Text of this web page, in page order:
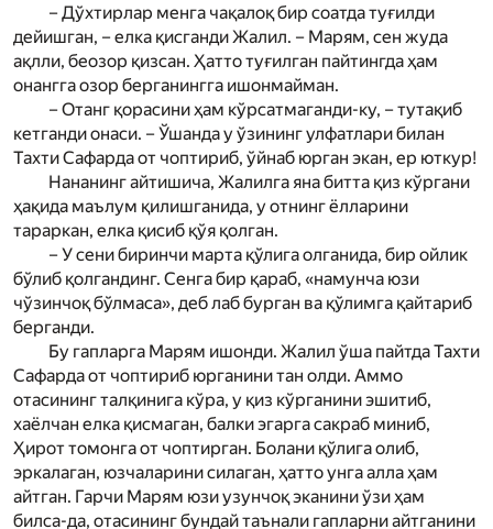
– Дўхтирлар менга чақалоқ бир соатда туғилди
дейишган, – елка қисганди Жалил. – Мар­ям, сен жуда
ақлли, беозор қизсан. Ҳатто туғилган пайтингда ҳам
онангга озор берганингга ишонмайман.
– Отанг қорасини ҳам кўрсатмаганди-ку, – тутақиб
кетганди онаси. – Ўшанда у ўзининг улфатлари билан
Тахти Сафарда от чоптириб, ўйнаб юрган экан, ер юткур!
Нананинг айтишича, Жалилга яна битта қиз кўргани
ҳақида маълум қилишганида, у отнинг ёлларини
тараркан, елка қисиб қўя қолган.
– У сени биринчи марта қўлига олганида, бир ойлик
бўлиб қолгандинг. Сенга бир қараб, «намунча юзи
чўзинчоқ бўлмаса», деб лаб бурган ва қўлимга қайтариб
берганди.
Бу гапларга Мар­ям ишонди. Жалил ўша пайт­да Тахти
Сафарда от чоптириб юрганини тан олди. Аммо
отасининг талқинига кўра, у қиз кўрганини эшитиб,
хаёлчан елка қисмаган, балки эгарга сакраб миниб,
Ҳирот томонга от чоптирган. Болани қўлига олиб,
эркалаган, юзчаларини силаган, ҳатто унга алла ҳам
айтган. Гарчи Мар­ям юзи узунчоқ эканини ўзи ҳам
билса-да, отасининг бундай таънали гапларни айтганини